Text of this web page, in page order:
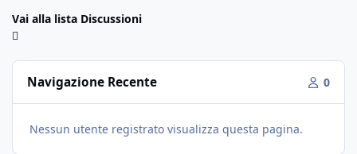
Vai alla lista Discussioni
Navigazione Recente 0
Nessun utente registrato visualizza questa pagina.